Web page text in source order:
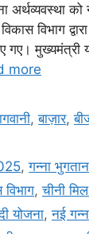
विभाग
गए। मुख्यमंत्री
more
,बाज़ार,
,गन्ना
विभाग,चीनी मिल
योजना,नई